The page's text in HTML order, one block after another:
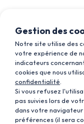
Gestion des
Notre site utilise des
votre expérience de
indicateurs
cookies que nous
confidentialité
Si vous refusez
pas suivies lors de
dans votre navigateur
préférences (il sera